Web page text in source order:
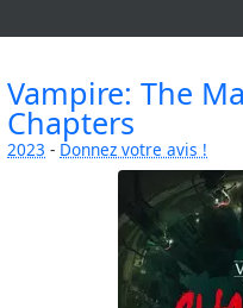
Vampire: The
Chapters
2023 - Donnez votre avis !